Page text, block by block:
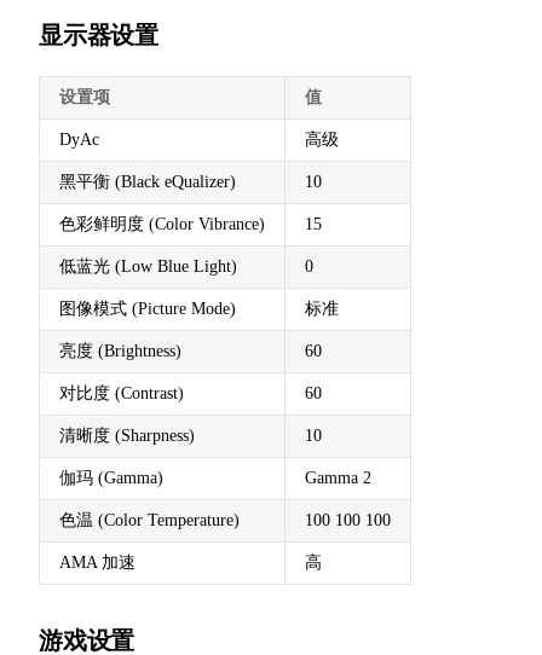
显示器设置
设置项 值
DyAc 高级
黑平衡 (Black eQualizer) 10
色彩鲜明度 (Color Vibrance) 15
低蓝光 (Low Blue Light) 0
图像模式 (Picture Mode) 标准
亮度 (Brightness) 60
对比度 (Contrast) 60
清晰度 (Sharpness) 10
伽玛 (Gamma) Gamma 2
色温 (Color Temperature) 100 100 100
AMA 加速 高
游戏设置